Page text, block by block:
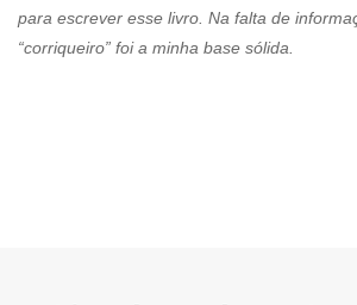
para escrever esse livro. Na falta de
“corriqueiro” foi a minha base sólida.